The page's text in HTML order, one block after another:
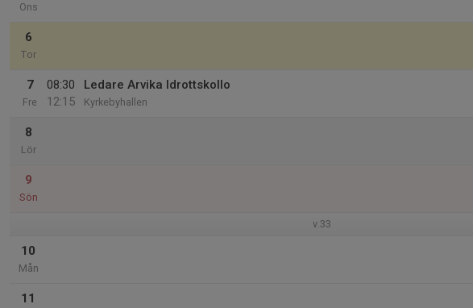
Ons
6
Tor
7
Fre
08:30
12:15
Ledare Arvika Idrottskollo
Kyrkebyhallen
8
Lör
9
Sön
v.33
10
Mån
11